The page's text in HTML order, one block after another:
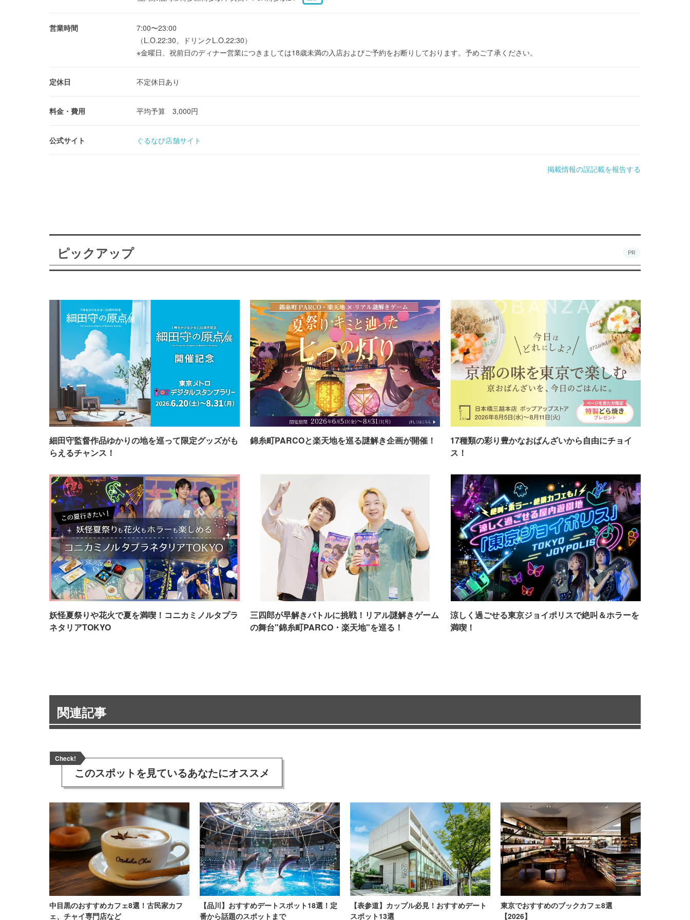
営業時間
7:00〜23:00
（L.O.22:30、ドリンクL.O.22:30）
※金曜日、祝前日のディナー営業につきましては18歳未満の入店およびご予約をお断りしております。予めご了承ください。
定休日 不定休日あり
料金・費用 平均予算 3,000円
公式サイト ぐるなび店舗サイト
掲載情報の誤記載を報告する
ピックアップ PR
細田守監督作品ゆかりの地を巡って限定グッズがも
らえるチャンス！
錦糸町PARCOと楽天地を巡る謎解き企画が開催！
17種類の彩り豊かなおばんざいから自由にチョイ
ス！
妖怪夏祭りや花火で夏を満喫！コニカミノルタプラ
ネタリアTOKYO
三四郎が早解きバトルに挑戦！リアル謎解きゲーム
の舞台"錦糸町PARCO・楽天地"を巡る！
涼しく過ごせる東京ジョイポリスで絶叫＆ホラーを
満喫！
関連記事
Check!
このスポットを見ているあなたにオススメ
中目黒のおすすめカフェ8選！古民家カフ
ェ、チャイ専門店など
【品川】おすすめデートスポット18選！定
番から話題のスポットまで
【表参道】カップル必見！おすすめデート
スポット13選
東京でおすすめのブックカフェ8選
【2026】